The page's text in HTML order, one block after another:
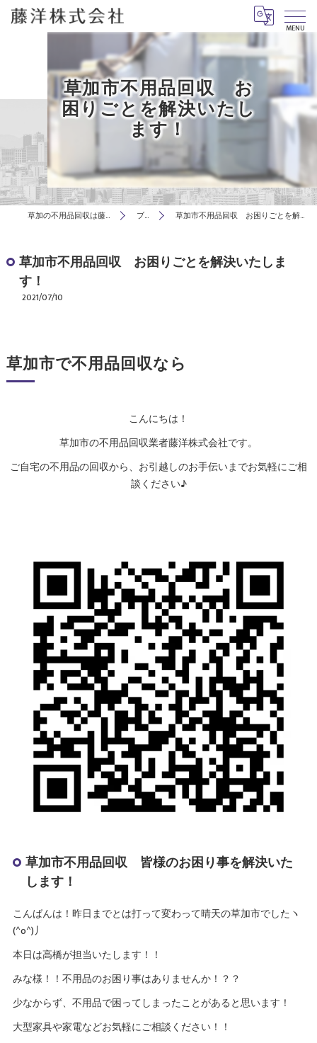
MENU
草加市不用品回収 お
困りごとを解決いたし
ます！
草加の不用品回収は藤洋株式会社 ブログ 草加市不用品回収 お困りごとを解決いたします！
草加市不用品回収 お困りごとを解決いたしま
す！
2021/07/10
草加市で不用品回収なら
こんにちは！
草加市の不用品回収業者藤洋株式会社です。
ご自宅の不用品の回収から、お引越しのお手伝いまでお気軽にご相
談ください♪
草加市不用品回収 皆様のお困り事を解決いた
します！
こんばんは！昨日までとは打って変わって晴天の草加市でしたヽ
(^o^)丿
本日は高橋が担当いたします！！
みな様！！不用品のお困り事はありませんか！？？
少なからず、不用品で困ってしまったことがあると思います！
大型家具や家電などお気軽にご相談ください！！